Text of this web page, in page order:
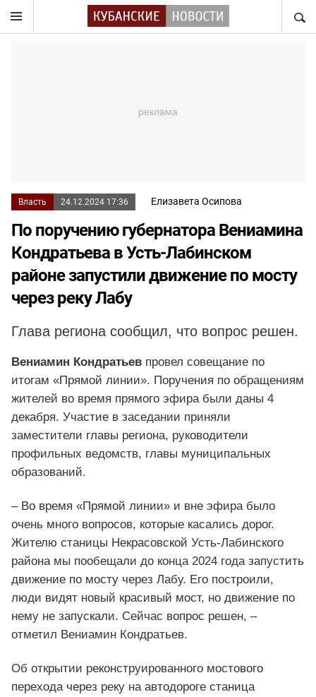
Власть 24.12.2024 17:36 Елизавета Осипова
По поручению губернатора Вениамина
Кондратьева в Усть-Лабинском
районе запустили движение по мосту
через реку Лабу
Глава региона сообщил, что вопрос решен.
Вениамин Кондратьев провел совещание по
итогам «Прямой линии». Поручения по обращениям
жителей во время прямого эфира были даны 4
декабря. Участие в заседании приняли
заместители главы региона, руководители
профильных ведомств, главы муниципальных
образований.
– Во время «Прямой линии» и вне эфира было
очень много вопросов, которые касались дорог.
Жителю станицы Некрасовской Усть-Лабинского
района мы пообещали до конца 2024 года запустить
движение по мосту через Лабу. Его построили,
люди видят новый красивый мост, но движение по
нему не запускали. Сейчас вопрос решен, –
отметил Вениамин Кондратьев.
Об открытии реконструированного мостового
перехода через реку на автодороге станица